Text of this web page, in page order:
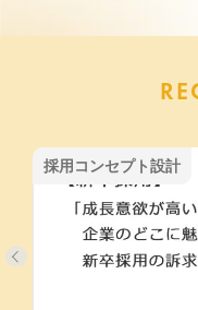
採用コンセプト設計